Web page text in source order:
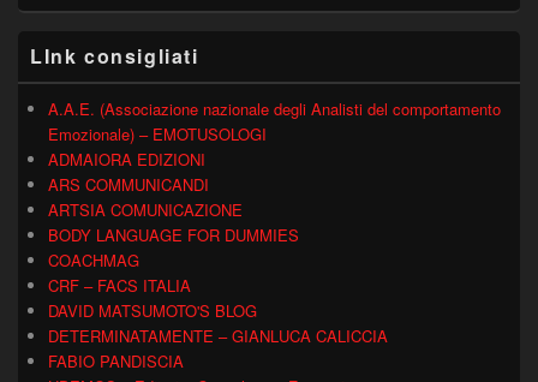
LInk consigliati
A.A.E. (Associazione nazionale degli Analisti del comportamento
Emozionale) – EMOTUSOLOGI
ADMAIORA EDIZIONI
ARS COMMUNICANDI
ARTSIA COMUNICAZIONE
BODY LANGUAGE FOR DUMMIES
COACHMAG
CRF – FACS ITALIA
DAVID MATSUMOTO'S BLOG
DETERMINATAMENTE – GIANLUCA CALICCIA
FABIO PANDISCIA